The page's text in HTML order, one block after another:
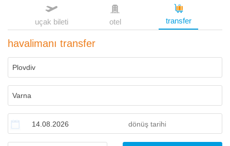
uçak bileti otel transfer
havalimanı transfer